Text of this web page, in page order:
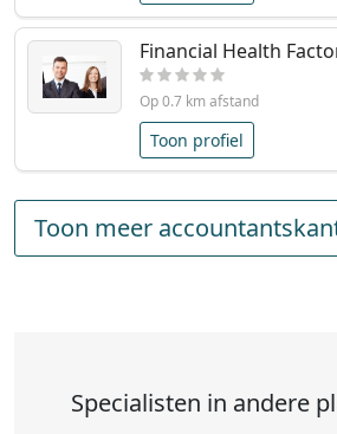
Financial Health
Op 0.7 km afstand
Toon profiel
Toon meer
Specialisten in andere